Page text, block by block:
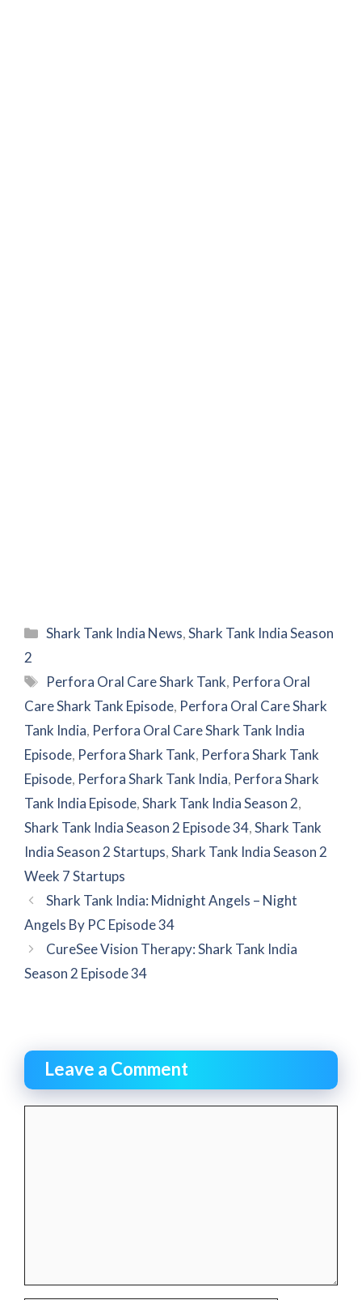
Categories
Shark Tank India News,Shark Tank India Season
2
Tags
Perfora Oral Care Shark Tank, Perfora Oral
Care Shark Tank Episode, Perfora Oral Care Shark
Tank India, Perfora Oral Care Shark Tank India
Episode, Perfora Shark Tank, Perfora Shark Tank
Episode, Perfora Shark Tank India, Perfora Shark
Tank India Episode,Shark Tank India Season 2,
Shark Tank India Season 2 Episode 34,Shark Tank
India Season 2 Startups,Shark Tank India Season 2
Week 7 Startups
Shark Tank India: Midnight Angels – Night
Angels By PC Episode 34
CureSee Vision Therapy: Shark Tank India
Season 2 Episode 34
Leave a Comment